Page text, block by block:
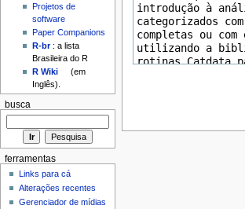
Projetos de
software
Paper Companions
R-br: a lista
Brasileira do R
R Wiki
(em
Inglês).
busca
ferramentas
Links para cá
Alterações recentes
Gerenciador de mídias